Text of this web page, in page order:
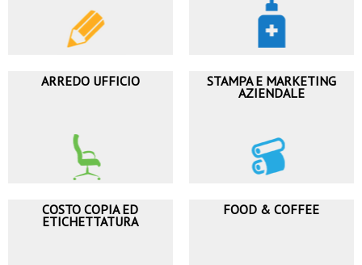
ARREDO UFFICIO STAMPA E MARKETING
AZIENDALE
COSTO COPIA ED
ETICHETTATURA
FOOD & COFFEE